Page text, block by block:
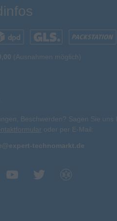
(Ausnahmen möglich)
Beschwerden? Sagen Sie uns
oder per E-Mail:
technomarkt.de